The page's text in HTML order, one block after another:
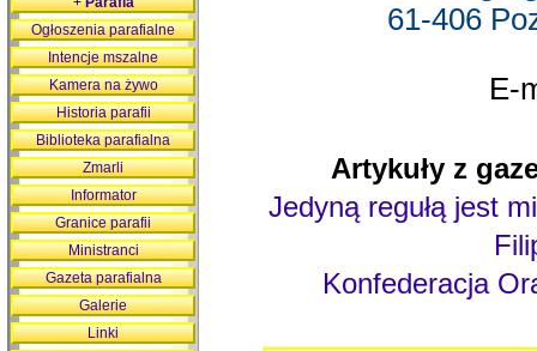
61-406
E-
Artykuły z
Jedyną regułą jest
Konfederacja
Ogłoszenia parafialne
Intencje mszalne
Kamera na żywo
Historia parafii
Biblioteka parafialna
Zmarli
Informator
Granice parafii
Ministranci
Gazeta parafialna
Galerie
Linki